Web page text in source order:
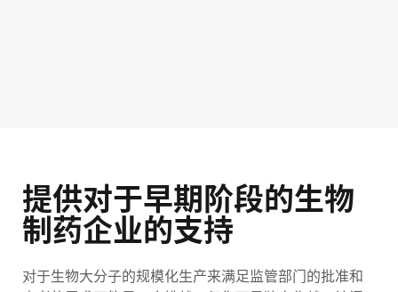
提供对于早期阶段的生物
制药企业的支持
对于生物大分子的规模化生产来满足监管部门的批准和